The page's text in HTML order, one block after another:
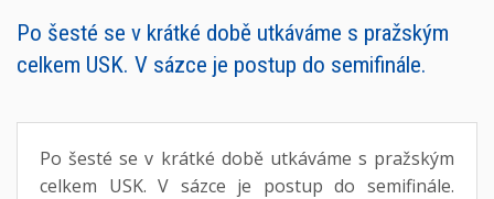
Po šesté se v krátké době utkáváme s pražským
celkem USK. V sázce je postup do semifinále.
Po šesté se v krátké době utkáváme s pražským
celkem USK. V sázce je postup do semifinále.